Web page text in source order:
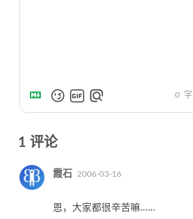
0 字
1 评论
霞石 2006-03-16
恩，大家都很辛苦嘛……